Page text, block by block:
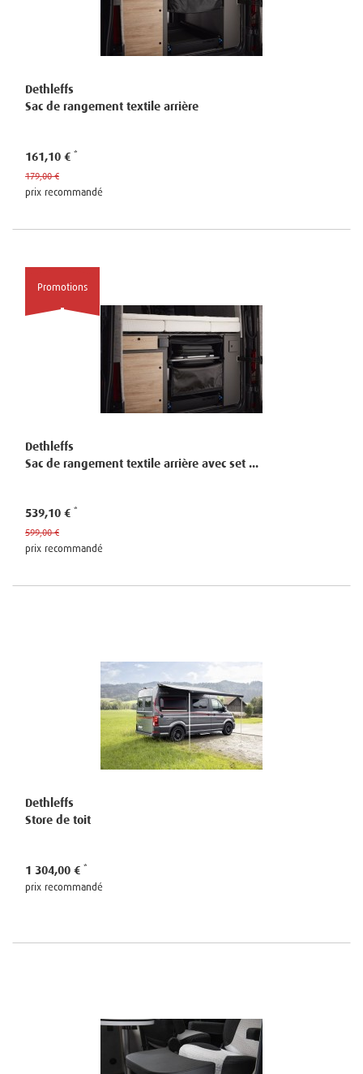
Dethleffs
Sac de rangement textile arrière
161,10 €
179,00 €
prix recommandé
Promotions
Dethleffs
Sac de rangement textile arrière avec set ...
539,10 €
599,00 €
prix recommandé
Dethleffs
Store de toit
1 304,00 €
prix recommandé